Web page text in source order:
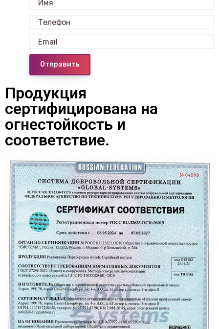
Отправить
Продукция
сертифицирована на
огнестойкость и
соответствие.